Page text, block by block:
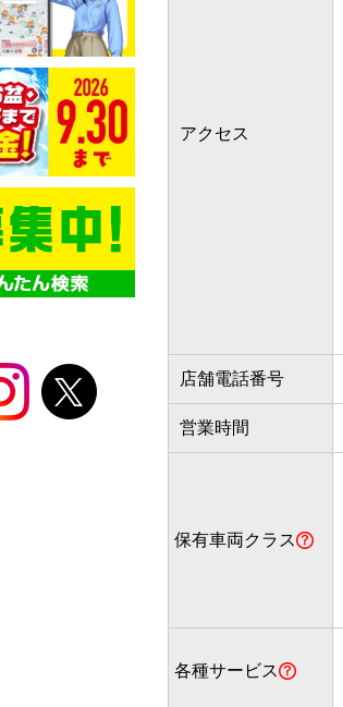
アクセス
店舗電話番号
営業時間
保有車両クラス
各種サービス